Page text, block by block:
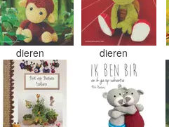
dieren dieren